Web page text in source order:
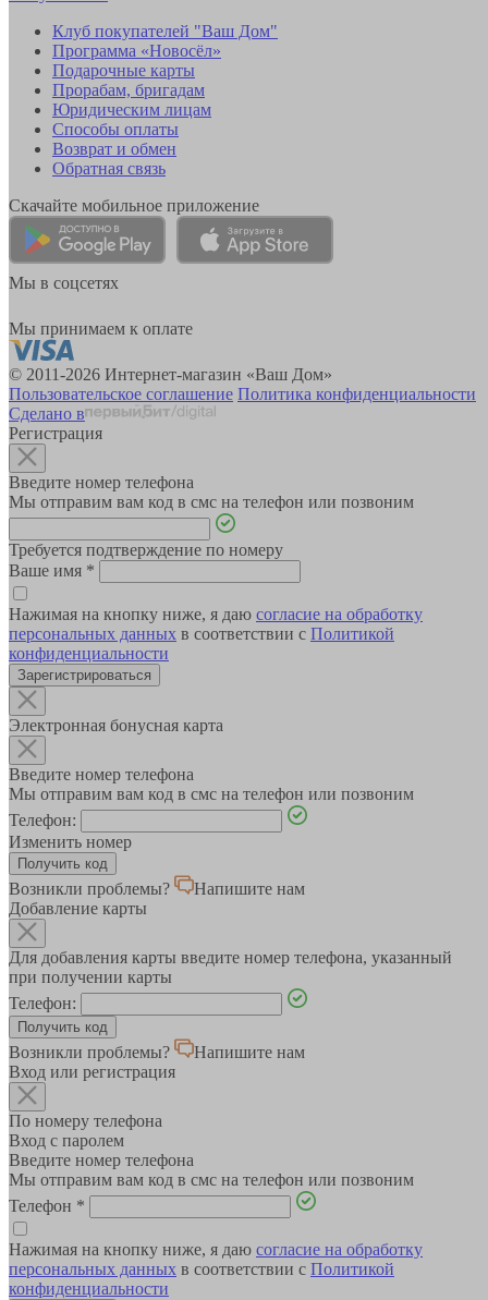
Клуб покупателей "Ваш Дом"
Программа «Новосёл»
Подарочные карты
Прорабам, бригадам
Юридическим лицам
Способы оплаты
Возврат и обмен
Обратная связь
Скачайте мобильное приложение
Мы в соцсетях
Мы принимаем к оплате
© 2011-2026 Интернет-магазин «Ваш Дом»
Пользовательское соглашение Политика конфиденциальности
Сделано в
Регистрация
Введите номер телефона
Мы отправим вам код в смс на телефон или позвоним
Требуется подтверждение по номеру
Ваше имя *
Нажимая на кнопку ниже, я даю согласие на обработку
персональных данных в соответствии с Политикой
конфиденциальности
Зарегистрироваться
Электронная бонусная карта
Введите номер телефона
Мы отправим вам код в смс на телефон или позвоним
Телефон:
Изменить номер
Возникли проблемы?
Напишите нам
Добавление карты
Для добавления карты введите номер телефона, указанный
при получении карты
Телефон:
Возникли проблемы?
Напишите нам
Вход или регистрация
По номеру телефона
Вход с паролем
Введите номер телефона
Мы отправим вам код в смс на телефон или позвоним
Телефон *
Нажимая на кнопку ниже, я даю согласие на обработку
персональных данных в соответствии с Политикой
конфиденциальности